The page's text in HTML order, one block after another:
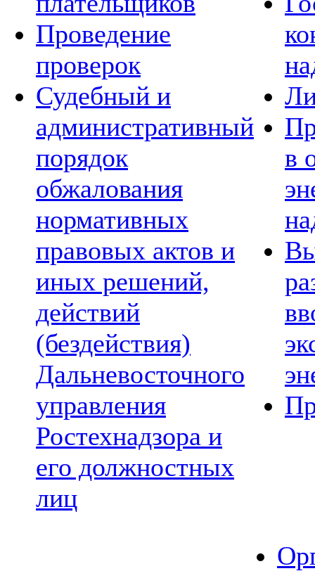
Проведение
проверок
Судебный и
административный
порядок
обжалования
нормативных
правовых актов и
иных решений,
действий
(бездействия)
Дальневосточного
управления
Ростехнадзора и
его должностных
лиц
в